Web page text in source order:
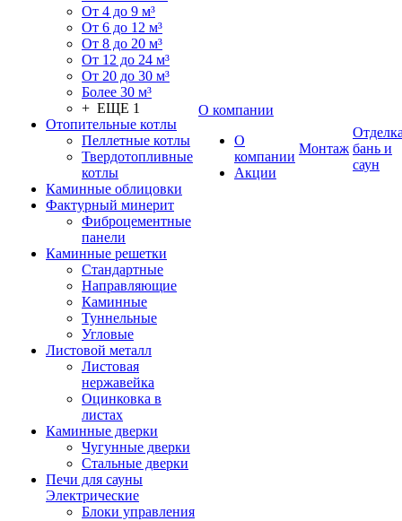
От 4 до 9 м³
От 6 до 12 м³
От 8 до 20 м³
От 12 до 24 м³
От 20 до 30 м³
Более 30 м³
+ ЕЩЕ 1
Отопительные котлы
Пеллетные котлы
Твердотопливные
котлы
Каминные облицовки
Фактурный минерит
Фиброцементные
панели
Каминные решетки
Стандартные
Направляющие
Каминные
Туннельные
Угловые
Листовой металл
Листовая
нержавейка
Оцинковка в
листах
Каминные дверки
Чугунные дверки
Стальные дверки
Печи для сауны
Электрические
Блоки управления
О компании
О
компании
Акции
Монтаж бань и
саун